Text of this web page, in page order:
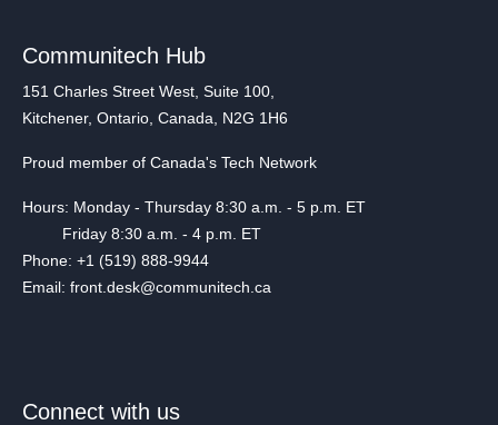
Communitech Hub
151 Charles Street West, Suite 100,
Kitchener, Ontario, Canada, N2G 1H6
Proud member of Canada's Tech Network
Hours: Monday - Thursday 8:30 a.m. - 5 p.m. ET
Friday 8:30 a.m. - 4 p.m. ET
Phone: +1 (519) 888-9944
Email: front.desk@communitech.ca
Connect with us